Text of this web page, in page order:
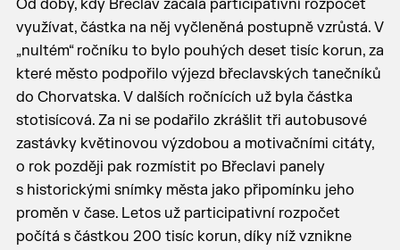
Od doby, kdy Břeclav začala participativní rozpočet
využívat, částka na něj vyčleněná postupně vzrůstá. V
„nultém“ ročníku to bylo pouhých deset tisíc korun, za
které město podpořilo výjezd břeclavských tanečníků
do Chorvatska. V dalších ročnících už byla částka
stotisícová. Za ni se podařilo zkrášlit tři autobusové
zastávky květinovou výzdobou a motivačními citáty,
o rok později pak rozmístit po Břeclavi panely
s historickými snímky města jako připomínku jeho
proměn v čase. Letos už participativní rozpočet
počítá s částkou 200 tisíc korun, díky níž vznikne